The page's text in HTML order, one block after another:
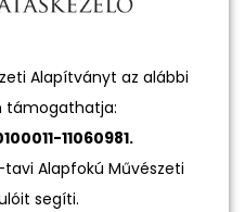
Alapítványt az alábbi
támogathatja:
11060981.
Alapfokú Művészeti
segíti.